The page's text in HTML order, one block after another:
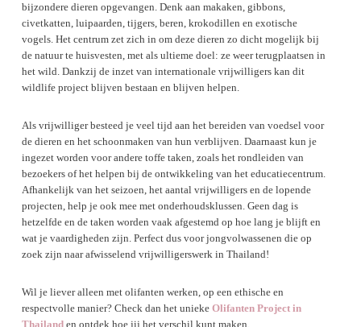
bijzondere dieren opgevangen. Denk aan makaken, gibbons,
civetkatten, luipaarden, tijgers, beren, krokodillen en exotische
vogels. Het centrum zet zich in om deze dieren zo dicht mogelijk bij
de natuur te huisvesten, met als ultieme doel: ze weer terugplaatsen in
het wild. Dankzij de inzet van internationale vrijwilligers kan dit
wildlife project blijven bestaan en blijven helpen.
Als vrijwilliger besteed je veel tijd aan het bereiden van voedsel voor
de dieren en het schoonmaken van hun verblijven. Daarnaast kun je
ingezet worden voor andere toffe taken, zoals het rondleiden van
bezoekers of het helpen bij de ontwikkeling van het educatiecentrum.
Afhankelijk van het seizoen, het aantal vrijwilligers en de lopende
projecten, help je ook mee met onderhoudsklussen. Geen dag is
hetzelfde en de taken worden vaak afgestemd op hoe lang je blijft en
wat je vaardigheden zijn. Perfect dus voor jongvolwassenen die op
zoek zijn naar afwisselend vrijwilligerswerk in Thailand!
Wil je liever alleen met olifanten werken, op een ethische en
respectvolle manier? Check dan het unieke Olifanten Project in
Thailanden ontdek hoe jij het verschil kunt maken.